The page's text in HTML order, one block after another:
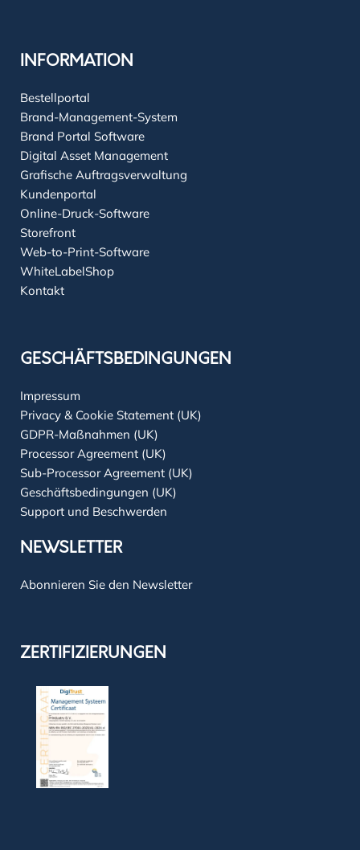
INFORMATION
Bestellportal
Brand-Management-System
Brand Portal Software
Digital Asset Management
Grafische Auftragsverwaltung
Kundenportal
Online-Druck-Software
Storefront
Web-to-Print-Software
WhiteLabelShop
Kontakt
GESCHÄFTSBEDINGUNGEN
Impressum
Privacy & Cookie Statement (UK)
GDPR-Maßnahmen (UK)
Processor Agreement (UK)
Sub-Processor Agreement (UK)
Geschäftsbedingungen (UK)
Support und Beschwerden
NEWSLETTER
Abonnieren Sie den Newsletter
ZERTIFIZIERUNGEN